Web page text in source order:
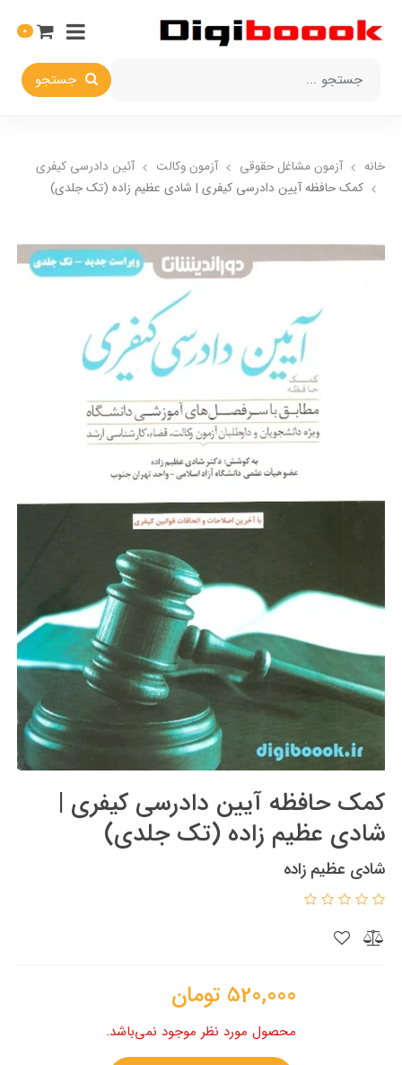
جستجو
0
خانه آزمون مشاغل حقوقی آزمون وکالت
آئین دادرسی کیفری
کمک حافظه آیین دادرسی کیفری | شادی عظیم زاده (تک جلدی)
کمک حافظه آیین دادرسی کیفری |
شادی عظیم زاده (تک جلدی)
شادی عظیم زاده
520,000 تومان
محصول مورد نظر موجود نمی‌باشد.